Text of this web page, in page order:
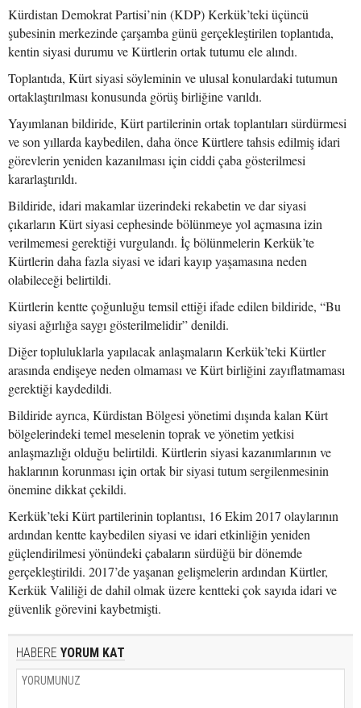
Kürdistan Demokrat Partisi’nin (KDP) Kerkük’teki üçüncü
şubesinin merkezinde çarşamba günü gerçekleştirilen toplantıda,
kentin siyasi durumu ve Kürtlerin ortak tutumu ele alındı.
Toplantıda, Kürt siyasi söyleminin ve ulusal konulardaki tutumun
ortaklaştırılması konusunda görüş birliğine varıldı.
Yayımlanan bildiride, Kürt partilerinin ortak toplantıları sürdürmesi
ve son yıllarda kaybedilen, daha önce Kürtlere tahsis edilmiş idari
görevlerin yeniden kazanılması için ciddi çaba gösterilmesi
kararlaştırıldı.
Bildiride, idari makamlar üzerindeki rekabetin ve dar siyasi
çıkarların Kürt siyasi cephesinde bölünmeye yol açmasına izin
verilmemesi gerektiği vurgulandı. İç bölünmelerin Kerkük’te
Kürtlerin daha fazla siyasi ve idari kayıp yaşamasına neden
olabileceği belirtildi.
Kürtlerin kentte çoğunluğu temsil ettiği ifade edilen bildiride, “Bu
siyasi ağırlığa saygı gösterilmelidir” denildi.
Diğer topluluklarla yapılacak anlaşmaların Kerkük’teki Kürtler
arasında endişeye neden olmaması ve Kürt birliğini zayıflatmaması
gerektiği kaydedildi.
Bildiride ayrıca, Kürdistan Bölgesi yönetimi dışında kalan Kürt
bölgelerindeki temel meselenin toprak ve yönetim yetkisi
anlaşmazlığı olduğu belirtildi. Kürtlerin siyasi kazanımlarının ve
haklarının korunması için ortak bir siyasi tutum sergilenmesinin
önemine dikkat çekildi.
Kerkük’teki Kürt partilerinin toplantısı, 16 Ekim 2017 olaylarının
ardından kentte kaybedilen siyasi ve idari etkinliğin yeniden
güçlendirilmesi yönündeki çabaların sürdüğü bir dönemde
gerçekleştirildi. 2017’de yaşanan gelişmelerin ardından Kürtler,
Kerkük Valiliği de dahil olmak üzere kentteki çok sayıda idari ve
güvenlik görevini kaybetmişti.
HABERE YORUM KAT